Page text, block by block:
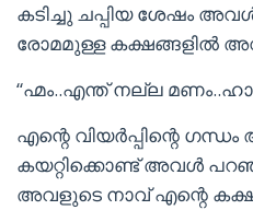
കടിച്ചു ചപ്പിയ ശേഷം
രോമമുള്ള കക്ഷങ്ങളില്‍
“ഹ്മം..എന്ത് നല്ല
എന്റെ വിയര്‍പ്പിന്റെ
കയറ്റിക്കൊണ്ട് അവള്‍
അവളുടെ നാവ് എന്റെ